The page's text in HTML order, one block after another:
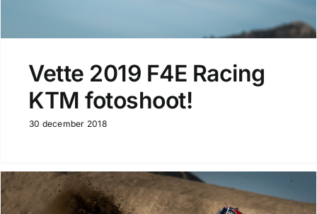
Vette 2019 F4E Racing
KTM fotoshoot!
30 december 2018